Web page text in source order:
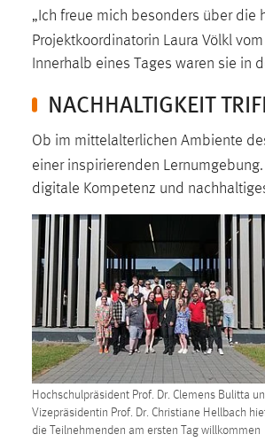
„Ich freue mich besonders über die
Projektkoordinatorin Laura Völkl vom
Innerhalb eines Tages waren sie in
NACHHALTIGKEIT
Ob im mittelalterlichen Ambiente
einer inspirierenden
digitale Kompetenz und
Hochschulpräsident Prof. Dr. Clemens Bulitta
Vizepräsidentin Prof. Dr. Christiane Hellbach
die Teilnehmenden am ersten Tag willkommen
staticfilecache
Zweck:
Für performante
in diesem Cookie
Sprachpräferenz
Name: site-language-
Das Cookie speichert
Sprache der Website.
Cookie Laufzeit: 30 Tage
Chat
Name:
MibewSessionID,
mibew_locale,
5e9dbeb1811c0446
Zweck:
Wird benötigt um die
nutzen zu können.